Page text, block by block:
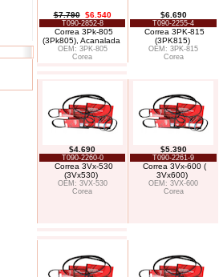
$7.790 $6.540
T090-2852-8
Correa 3Pk-805
(3Pk805), Acanalada
OEM: 3PK-805
Corea
$6.690
T090-2255-4
Correa 3PK-815
(3PK815)
OEM: 3PK-815
Corea
$4.690
T090-2260-0
Correa 3Vx-530
(3Vx530)
OEM: 3VX-530
Corea
$5.390
T090-2261-9
Correa 3Vx-600 (
3Vx600)
OEM: 3VX-600
Corea